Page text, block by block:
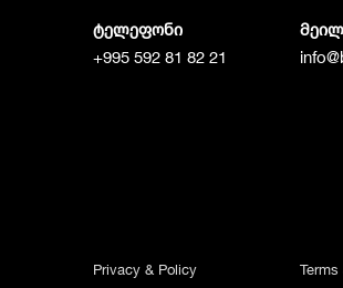
ტელეფონი
+995 592 81 82 21
Privacy & Policy